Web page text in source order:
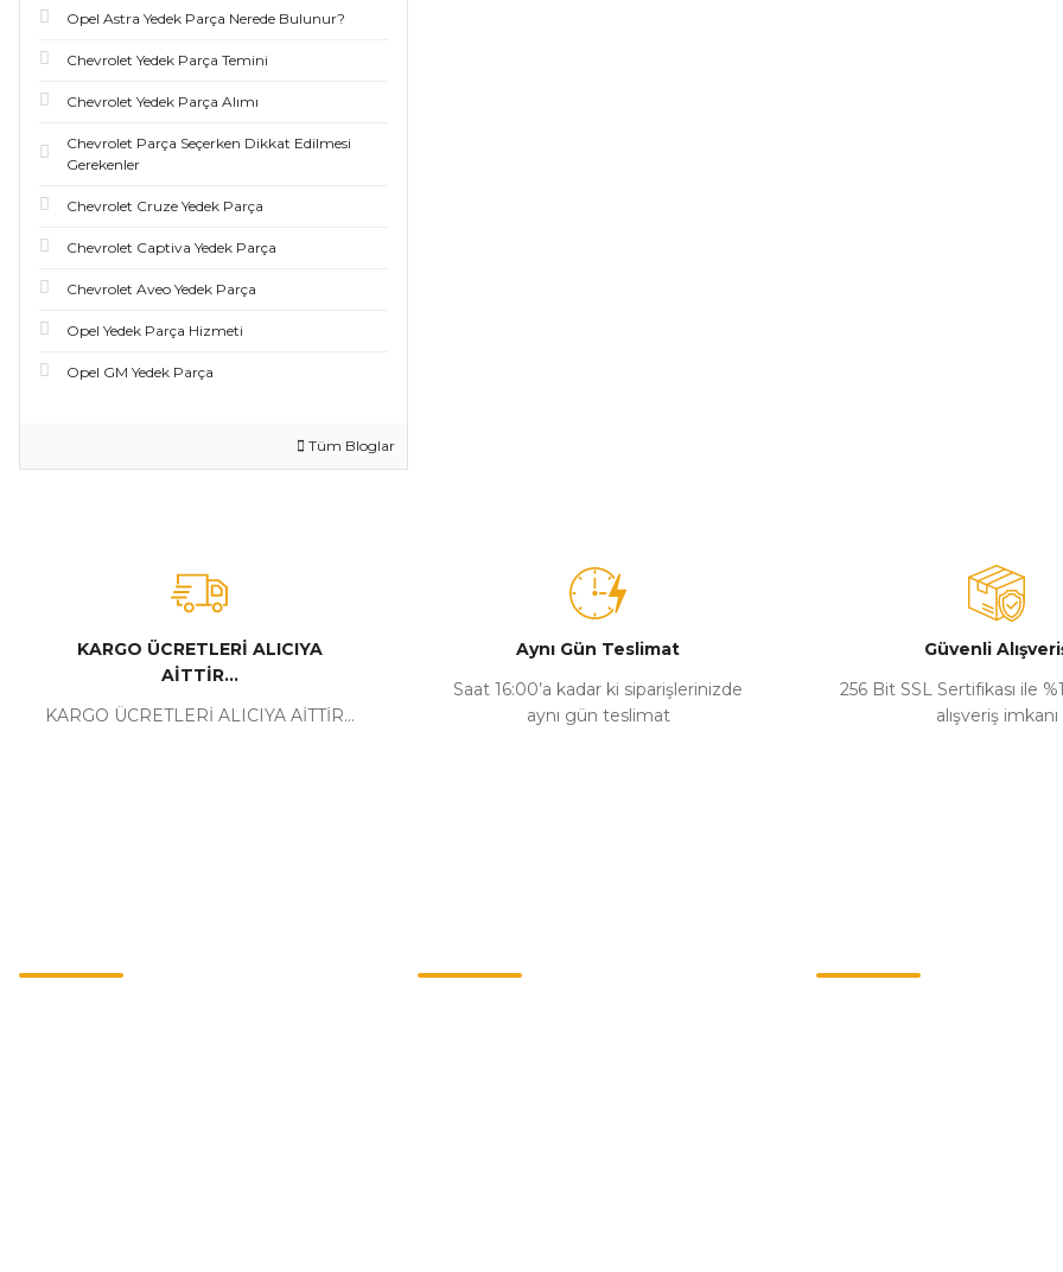
Opel Astra Yedek Parça Nerede Bulunur?
Chevrolet Yedek Parça Temini
Chevrolet Yedek Parça Alımı
Chevrolet Parça Seçerken Dikkat Edilmesi
Gerekenler
Chevrolet Cruze Yedek Parça
Chevrolet Captiva Yedek Parça
Chevrolet Aveo Yedek Parça
Opel Yedek Parça Hizmeti
Opel GM Yedek Parça
Tüm Bloglar
KARGO ÜCRETLERİ ALICIYA
AİTTİR...
KARGO ÜCRETLERİ ALICIYA AİTTİR...
Aynı Gün Teslimat
Saat 16:00’a kadar ki siparişlerinizde
aynı gün teslimat
Güvenli
256 Bit SSL Sertifikası ile
alışveriş imkanı